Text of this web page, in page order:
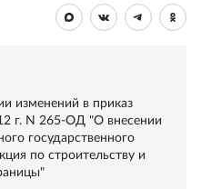
изменений в приказ
г. N 265-ОД "О внесении
государственного
по строительству и